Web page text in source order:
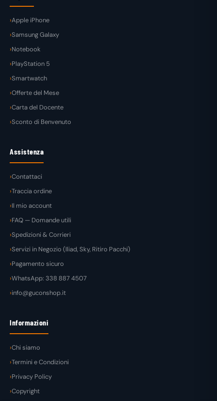
Apple iPhone
Samsung Galaxy
Notebook
PlayStation 5
Smartwatch
Offerte del Mese
Carta del Docente
Sconto di Benvenuto
Assistenza
Contattaci
Traccia ordine
Il mio account
FAQ — Domande utili
Spedizioni & Corrieri
Servizi in Negozio (Iliad, Sky, Ritiro Pacchi)
Pagamento sicuro
WhatsApp: 338 887 4507
info@guconshop.it
Informazioni
Chi siamo
Termini e Condizioni
Privacy Policy
Copyright